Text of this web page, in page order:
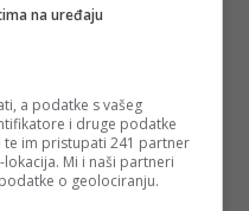
lica uključiti u
svih sistema
o prihodima kako bi se
pojednostavio postupak.
za sve
a u skladu sa tim i
na uređaju
a podatke s vašeg
i druge podatke
im pristupati 241 partner
Mi i naši partneri
o geolociranju.